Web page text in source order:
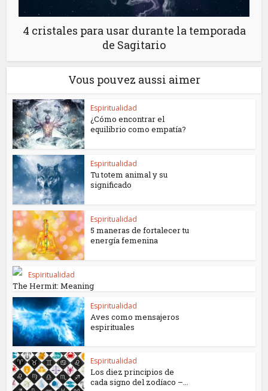
4 cristales para usar durante la temporada
de Sagitario
Vous pouvez aussi aimer
Espiritualidad
¿Cómo encontrar el
equilibrio como empatía?
Espiritualidad
Tu totem animal y su
significado
Espiritualidad
5 maneras de fortalecer tu
energía femenina
Espiritualidad
The Hermit: Meaning
Espiritualidad
Aves como mensajeros
espirituales
Espiritualidad
Los diez principios de
cada signo del zodíaco –...